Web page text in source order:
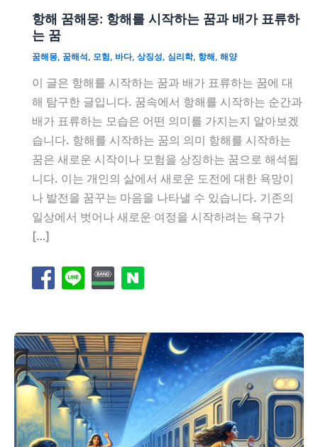
항해 꿈해몽: 항해를 시작하는 꿈과 배가 표류하
는 꿈
꿈해몽, 꿈해석 , 모험 , 바다, 상징성, 심리학, 항해 , 해양
이 글은 항해를 시작하는 꿈과 배가 표류하는 꿈에 대
해 탐구한 글입니다. 꿈속에서 항해를 시작하는 순간과
배가 표류하는 모습은 어떤 의미를 가지는지 알아보겠
습니다. 항해를 시작하는 꿈의 의미 항해를 시작하는
꿈은 새로운 시작이나 모험을 상징하는 꿈으로 해석됩
니다. 이는 개인의 삶에서 새로운 도전에 대한 욕망이
나 발전을 꿈꾸는 마음을 나타낼 수 있습니다. 기존의
일상에서 벗어나 새로운 여정을 시작하려는 욕구가
[…]